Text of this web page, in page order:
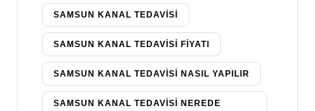
SAMSUN KANAL TEDAVISI
SAMSUN KANAL TEDAVISI FIYATI
SAMSUN KANAL TEDAVISI NASIL YAPILIR
SAMSUN KANAL TEDAVISI NEREDE